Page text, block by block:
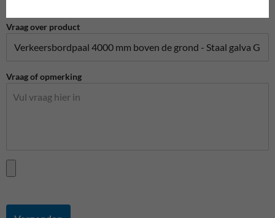
Vraag over product
Vraag of opmerking